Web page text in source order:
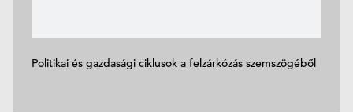
Politikai és gazdasági ciklusok a felzárkózás szemszögéből